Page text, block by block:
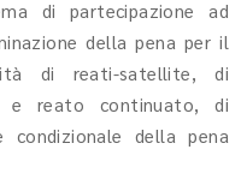
di partecipazione ad
della pena per il
di reati-satellite, di
reato continuato, di
condizionale della pena